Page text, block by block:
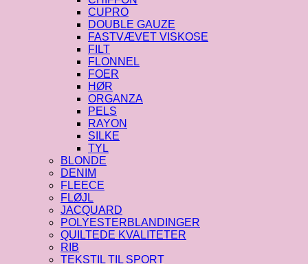
CUPRO
DOUBLE GAUZE
FASTVÆVET VISKOSE
FILT
FLONNEL
FOER
HØR
ORGANZA
PELS
RAYON
SILKE
TYL
BLONDE
DENIM
FLEECE
FLØJL
JACQUARD
POLYESTERBLANDINGER
QUILTEDE KVALITETER
RIB
TEKSTIL TIL SPORT